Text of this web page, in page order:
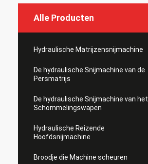
Alle Producten
Hydraulische Matrijzensnijmachine
De hydraulische Snijmachine van de
Persmatrijs
De hydraulische Snijmachine van het
Schommelingswapen
Hydraulische Reizende
Hoofdsnijmachine
Broodje die Machine scheuren